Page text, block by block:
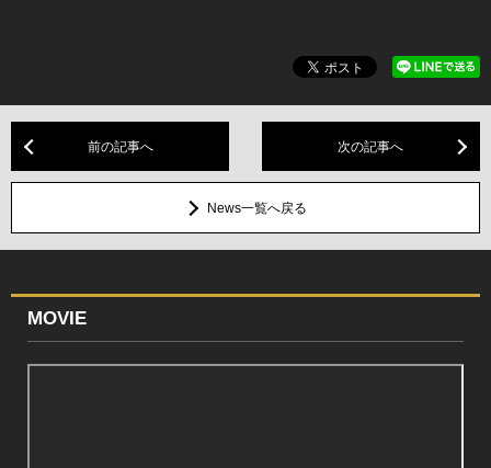
前の記事へ 次の記事へ
News一覧へ戻る
MOVIE